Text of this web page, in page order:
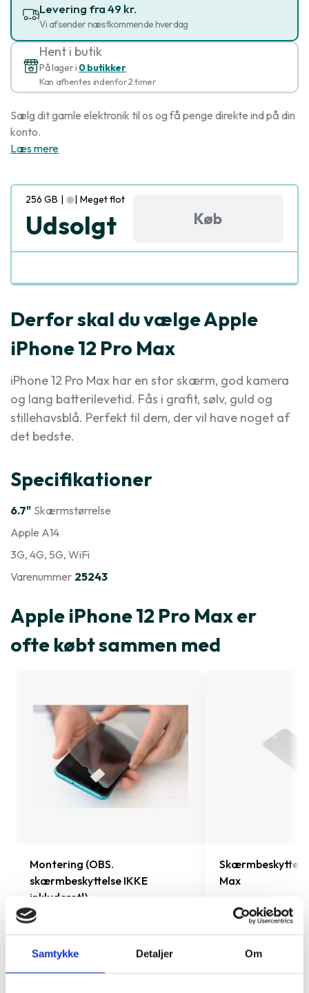
Samtykke Detaljer Om
Levering fra 49 kr.
Vi afsender næstkommende hverdag
Hent i butik
På lager i 0 butikker
Kan afhentes indenfor 2 timer
Sælg dit gamle elektronik til os og få penge direkte ind på din
konto.
Læs mere
256 GB | | Meget flot
Udsolgt Køb
Derfor skal du vælge Apple
iPhone 12 Pro Max
iPhone 12 Pro Max har en stor skærm, god kamera
og lang batterilevetid. Fås i grafit, sølv, guld og
stillehavsblå. Perfekt til dem, der vil have noget af
det bedste.
Specifikationer
6.7" Skærmstørrelse
Apple A14
3G, 4G, 5G, WiFi
Varenummer 25243
Apple iPhone 12 Pro Max er
ofte købt sammen med
Montering (OBS.
skærmbeskyttelse IKKE
inkluderet!)
99 kr. TILFØJ
Max
199 kr.